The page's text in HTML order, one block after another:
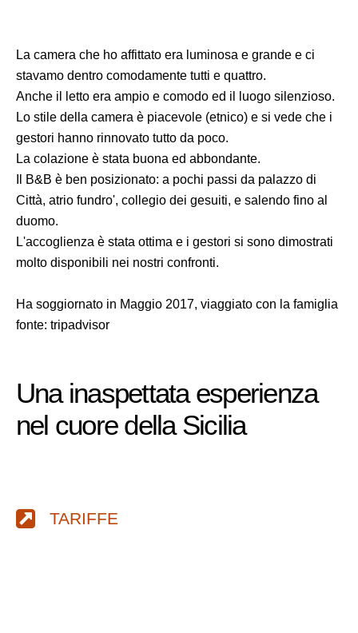
La camera che ho affittato era luminosa e grande e ci
stavamo dentro comodamente tutti e quattro.
Anche il letto era ampio e comodo ed il luogo silenzioso.
Lo stile della camera è piacevole (etnico) e si vede che i
gestori hanno rinnovato tutto da poco.
La colazione è stata buona ed abbondante.
Il B&B è ben posizionato: a pochi passi da palazzo di
Città, atrio fundro', collegio dei gesuiti, e salendo fino al
duomo.
L'accoglienza è stata ottima e i gestori si sono dimostrati
molto disponibili nei nostri confronti.
Ha soggiornato in Maggio 2017, viaggiato con la famiglia
fonte: tripadvisor
Una inaspettata esperienza
nel cuore della Sicilia
TARIFFE